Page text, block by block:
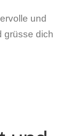
und
grüsse dich